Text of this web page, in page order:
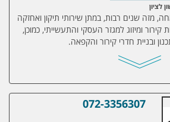
מזה שנים רבות, במתן שירותי תיקון ואחזקה
קירור ומיזוג למגזר העסקי והתעשייתי, כמוכן,
ובניית חדרי קירור והקפאה.
דנבר צבעים וציפויים ישראל בע"מ
072-3356307